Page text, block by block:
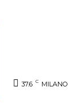
37.6 C MILANO